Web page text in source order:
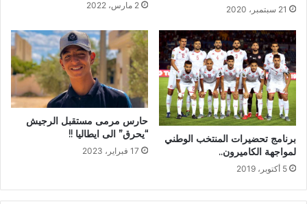
21 سبتمبر، 2020 2 مارس، 2022
برنامج تحضيرات المنتخب الوطني
لمواجهة الكاميرون..
5 أكتوبر، 2019
حارس مرمى مستقبل الرجيش
“يحرق” الى ايطاليا !!
17 فبراير، 2023